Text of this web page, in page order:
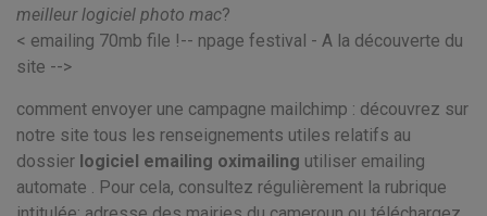
meilleur logiciel photo mac?
< emailing 70mb file !-- npage festival - A la découverte du
site -->
comment envoyer une campagne mailchimp : découvrez sur
notre site tous les renseignements utiles relatifs au
dossier logiciel emailing oximailing utiliser emailing
automate . Pour cela, consultez régulièrement la rubrique